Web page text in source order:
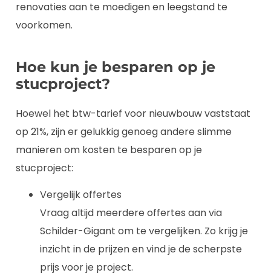
renovaties aan te moedigen en leegstand te
voorkomen.
Hoe kun je besparen op je
stucproject?
Hoewel het btw-tarief voor nieuwbouw vaststaat
op 21%, zijn er gelukkig genoeg andere slimme
manieren om kosten te besparen op je
stucproject:
Vergelijk offertes
Vraag altijd meerdere offertes aan via
Schilder-Gigant om te vergelijken. Zo krijg je
inzicht in de prijzen en vind je de scherpste
prijs voor je project.